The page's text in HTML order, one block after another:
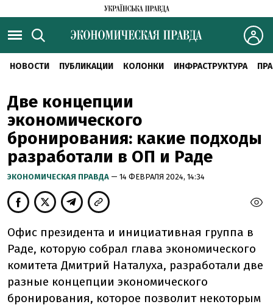
НОВОСТИ ПУБЛИКАЦИИ КОЛОНКИ ИНФРАСТРУКТУРА
Две концепции
экономического
бронирования: какие подходы
разработали в ОП и Раде
ЭКОНОМИЧЕСКАЯ ПРАВДА — 14 ФЕВРАЛЯ 2024, 14:34
Офис президента и инициативная группа в
Раде, которую собрал глава экономического
комитета Дмитрий Наталуха, разработали две
разные концепции экономического
бронирования, которое позволит некоторым